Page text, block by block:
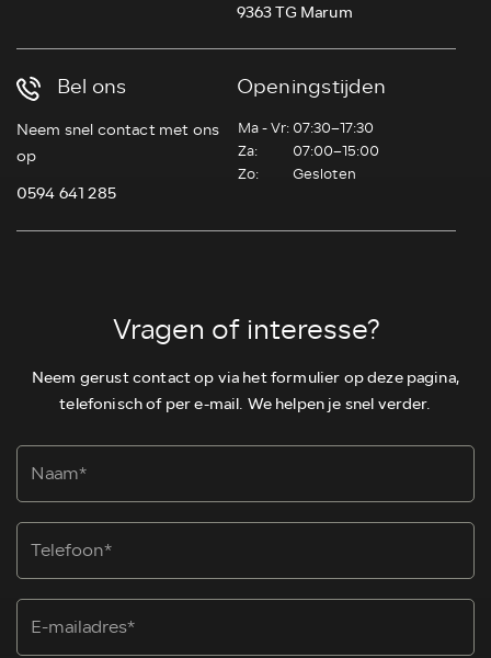
9363 TG Marum
Bel ons
Neem snel contact met ons
op
0594 641 285
Openingstijden
Ma - Vr: 07:30–17:30
Za:
07:00–15:00
Zo:
Gesloten
Vragen of interesse?
Neem gerust contact op via het formulier op deze pagina,
telefonisch of per e-mail. We helpen je snel verder.